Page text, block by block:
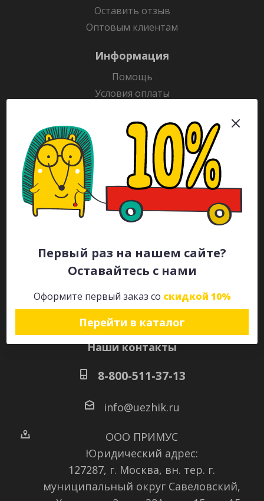
Первый раз на нашем сайте?
Оставайтесь с нами
Оформите первый заказ со скидкой 10%
Перейти в каталог
Оставить отзыв
Оптовым клиентам
Информация
Помощь
Условия оплаты
Гарантия на товар
Раскраски
Рекламодателям
Каталог
Будьте всегда в курсе!
Наши контакты
8-800-511-37-13
info@uezhik.ru
ООО ПРИМУС
Юридический адрес:
127287, г. Москва, вн. тер. г.
муниципальный округ Савеловский,